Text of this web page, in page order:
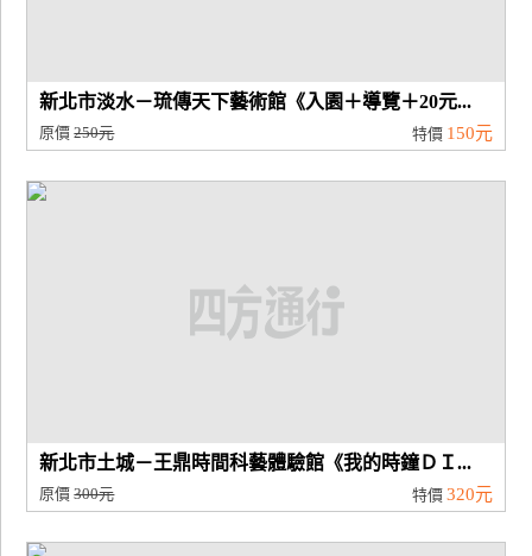
宣
傳
新北市淡水－琉傳天下藝術館《入園＋導覽＋20元...
原價250元 特價 150元
新北市土城－王鼎時間科藝體驗館《我的時鐘ＤＩ...
原價300元 特價 320元